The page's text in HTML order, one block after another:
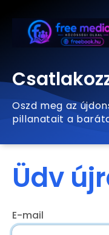
Oszd meg az
pillanatait a
Üdv
E-mail